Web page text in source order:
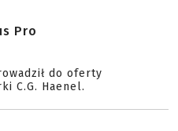
Pro
do oferty
C.G. Haenel.